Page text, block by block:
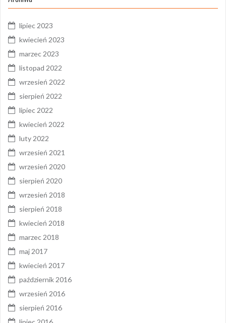
lipiec 2023
kwiecień 2023
marzec 2023
listopad 2022
wrzesień 2022
sierpień 2022
lipiec 2022
kwiecień 2022
luty 2022
wrzesień 2021
wrzesień 2020
sierpień 2020
wrzesień 2018
sierpień 2018
kwiecień 2018
marzec 2018
maj 2017
kwiecień 2017
październik 2016
wrzesień 2016
sierpień 2016